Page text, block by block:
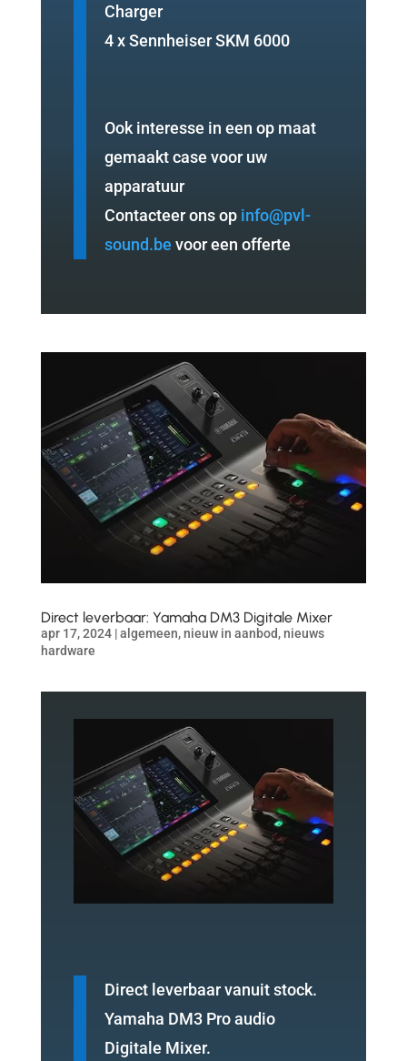
Charger
4 x Sennheiser SKM 6000
Ook interesse in een op maat
gemaakt case voor uw
apparatuur
Contacteer ons op info@pvl-
sound.be voor een offerte
Direct leverbaar: Yamaha DM3 Digitale Mixer
apr 17, 2024|algemeen,nieuw in aanbod,nieuws
hardware
Direct leverbaar vanuit stock.
Yamaha DM3 Pro audio
Digitale Mixer.